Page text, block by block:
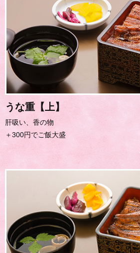
うな重【上】
肝吸い、香の物
＋300円でご飯大盛